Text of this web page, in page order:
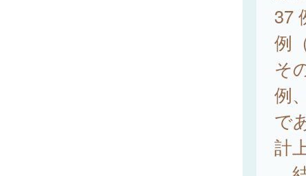
37
例
そ
例
で
計